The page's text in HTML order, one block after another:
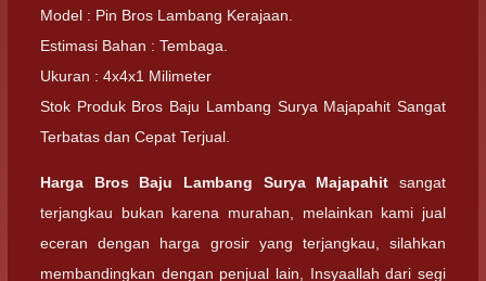
Model : Pin Bros Lambang Kerajaan.
Estimasi Bahan : Tembaga.
Ukuran : 4x4x1 Milimeter
Stok Produk Bros Baju Lambang Surya Majapahit Sangat
Terbatas dan Cepat Terjual.
Harga Bros Baju Lambang Surya Majapahit sangat
terjangkau bukan karena murahan, melainkan kami jual
eceran dengan harga grosir yang terjangkau, silahkan
membandingkan dengan penjual lain, Insyaallah dari segi